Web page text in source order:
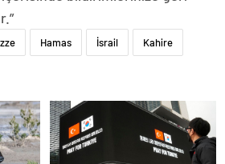
Hamas İsrail Kahire